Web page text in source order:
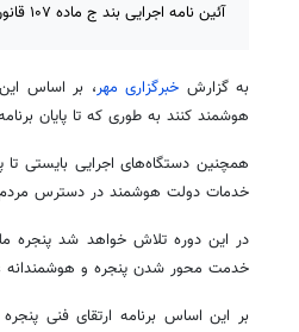
آئین نامه اجرایی بند ج ماده ۱۰۷ قانون هفتم برنامه پیشرفت در راستای هوشمندسازی خدمات دولت ابلاغ شد.
به گزارش خبرگزاری مهر
هوشمند کنند به طوری که تا پایان برنامه هفتم توسعه ۱۰۰ درصد
خدمات دولت هوشمند در دسترس مردم
در این دوره تلاش خواهد شد پنجره
خدمت محور شدن پنجره و هوشمندانه
بر این اساس برنامه ارتقای فنی